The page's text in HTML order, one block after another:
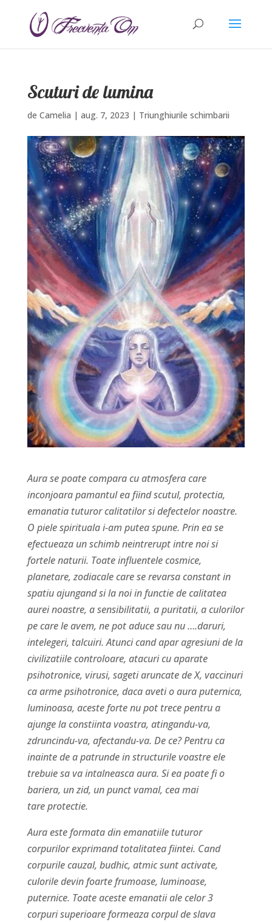
Scuturi de lumina
de Camelia | aug. 7, 2023 | Triunghiurile schimbarii
Aura se poate compara cu atmosfera care
inconjoara pamantul ea fiind scutul, protectia,
emanatia tuturor calitatilor si defectelor noastre.
O piele spirituala i-am putea spune. Prin ea se
efectueaza un schimb neintrerupt intre noi si
fortele naturii. Toate influentele cosmice,
planetare, zodiacale care se revarsa constant in
spatiu ajungand si la noi in functie de calitatea
aurei noastre, a sensibilitatii, a puritatii, a culorilor
pe care le avem, ne pot aduce sau nu ….daruri,
intelegeri, talcuiri. Atunci cand apar agresiuni de la
civilizatiile controloare, atacuri cu aparate
psihotronice, virusi, sageti aruncate de X, vaccinuri
ca arme psihotronice, daca aveti o aura puternica,
luminoasa, aceste forte nu pot trece pentru a
ajunge la constiinta voastra, atingandu-va,
zdruncindu-va, afectandu-va. De ce? Pentru ca
inainte de a patrunde in structurile voastre ele
trebuie sa va intalneasca aura. Si ea poate fi o
bariera, un zid, un punct vamal, cea mai
tare protectie.
Aura este formata din emanatiile tuturor
corpurilor exprimand totalitatea fiintei. Cand
corpurile cauzal, budhic, atmic sunt activate,
culorile devin foarte frumoase, luminoase,
puternice. Toate aceste emanatii ale celor 3
corpuri superioare formeaza corpul de slava